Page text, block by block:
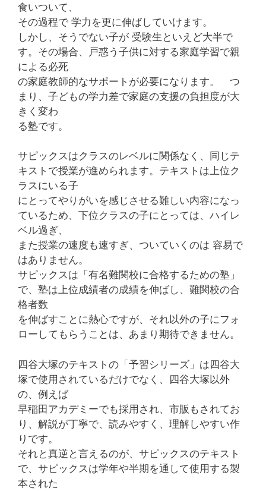
食いついて、
その過程で 学力を更に伸ばしていけます。
しかし、そうでない子が 受験生といえど大半で
す。その場合、戸惑う子供に対する家庭学習で親
による必死
の家庭教師的なサポートが必要になります。 つ
まり、子どもの学力差で家庭の支援の負担度が大
きく変わ
る塾です。
サピックスはクラスのレベルに関係なく、同じテ
キストで授業が進められます。テキストは上位ク
ラスにいる子
にとってやりがいを感じさせる難しい内容になっ
ているため、下位クラスの子にとっては、ハイレ
ベル過ぎ、
また授業の速度も速すぎ、ついていくのは 容易で
はありません。
サピックスは「有名難関校に合格するための塾」
で、塾は上位成績者の成績を伸ばし、難関校の合
格者数
を伸ばすことに熱心ですが、それ以外の子にフォ
ローしてもらうことは、あまり期待できません。
四谷大塚のテキストの「予習シリーズ」は四谷大
塚で使用されているだけでなく、四谷大塚以外
の、例えば
早稲田アカデミーでも採用され、市販もされてお
り、解説が丁寧で、読みやすく、理解しやすい作
りです。
それと真逆と言えるのが、サピックスのテキスト
で、サピックスは学年や半期を通して使用する製
本された